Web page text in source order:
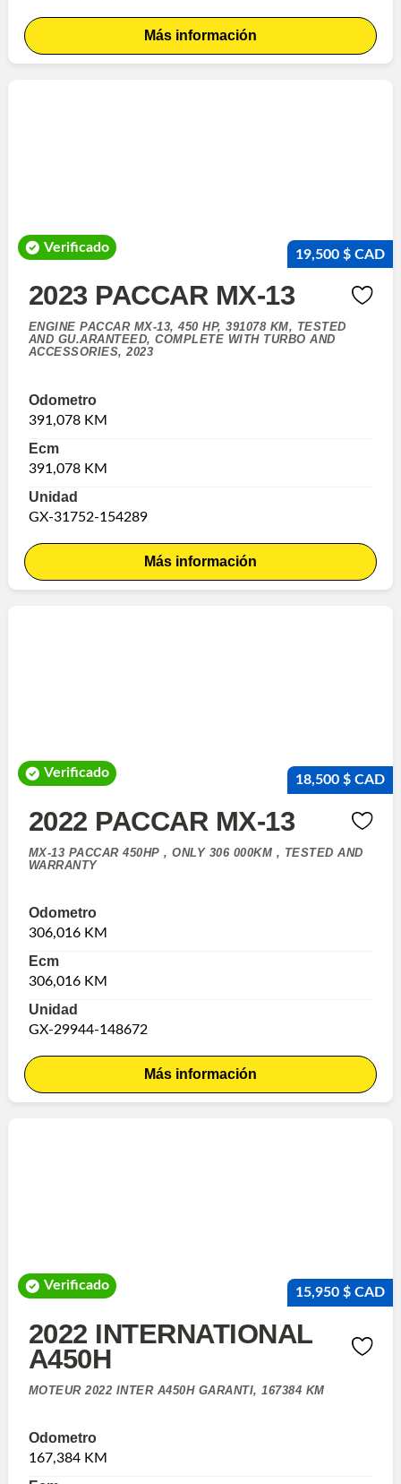
Más información
Verificado 19,500 $ CAD
2023 PACCAR MX-13
ENGINE PACCAR MX-13, 450 HP, 391078 KM, TESTED
AND GU.ARANTEED, COMPLETE WITH TURBO AND
ACCESSORIES, 2023
Odometro
391,078 KM
Ecm
391,078 KM
Unidad
GX-31752-154289
Más información
Verificado 18,500 $ CAD
2022 PACCAR MX-13
MX-13 PACCAR 450HP , ONLY 306 000KM , TESTED AND
WARRANTY
Odometro
306,016 KM
Ecm
306,016 KM
Unidad
GX-29944-148672
Más información
Verificado 15,950 $ CAD
2022 INTERNATIONAL
A450H
MOTEUR 2022 INTER A450H GARANTI, 167384 KM
Odometro
167,384 KM